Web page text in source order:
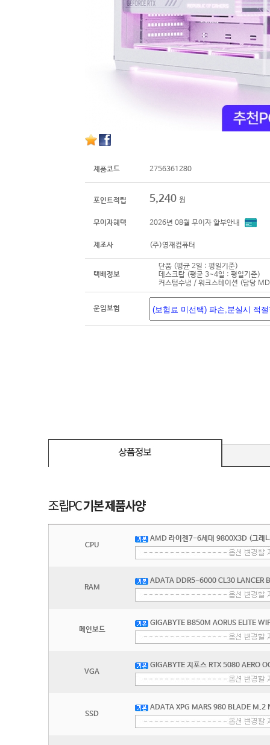
제품코드 2756361280
포인트적립 5,240 원
무이자혜택 2026년 08월 무이자 할부안내
제조사 (주)영재컴퓨터
택배정보
단품 (평균 2일 : 평일기준)
데스크탑 (평균 3~4일 : 평일기준)
커스텀수냉 / 워크스테이션 (담당
운임보험
CPU
AMD 라이젠7-6세대 9800X3D (그래
RAM
ADATA DDR5-6000 CL30 LANCER
메인보드
GIGABYTE B850M AORUS ELITE
VGA
GIGABYTE 지포스 RTX 5080 AERO
SSD
ADATA XPG MARS 980 BLADE M.2